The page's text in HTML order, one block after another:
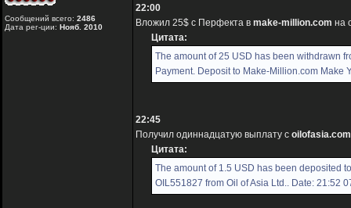
Сообщений всего: 2486
Дата рег-ции: Нояб. 2010
22:00
Вложил 25$ с Перфекта в make-million.com на
Цитата:
The amount of 25 USD has been withdrawn
Payment. Deposit to Make-Million.com Make
22:45
Получил одиннадцатую выплату с oilofasia.com
Цитата:
The amount of 1.5 USD has been deposited
OIL551827 from Oil of Asia Ltd.. Date: 21:52